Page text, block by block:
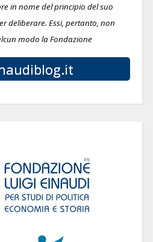
in nome del principio del suo
deliberare. Essi, pertanto, non
modo la Fondazione